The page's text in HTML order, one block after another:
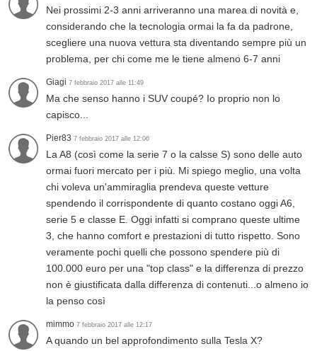
Nei prossimi 2-3 anni arriveranno una marea di novità e,
considerando che la tecnologia ormai la fa da padrone,
scegliere una nuova vettura sta diventando sempre più un
problema, per chi come me le tiene almeno 6-7 anni
Giagi 7 febbraio 2017 alle 11:49
Ma che senso hanno i SUV coupé? Io proprio non lo
capisco...
Pier83 7 febbraio 2017 alle 12:06
La A8 (così come la serie 7 o la calsse S) sono delle auto
ormai fuori mercato per i più. Mi spiego meglio, una volta
chi voleva un'ammiraglia prendeva queste vetture
spendendo il corrispondente di quanto costano oggi A6,
serie 5 e classe E. Oggi infatti si comprano queste ultime
3, che hanno comfort e prestazioni di tutto rispetto. Sono
veramente pochi quelli che possono spendere più di
100.000 euro per una "top class" e la differenza di prezzo
non è giustificata dalla differenza di contenuti...o almeno io
la penso così
mimmo 7 febbraio 2017 alle 12:17
A quando un bel approfondimento sulla Tesla X?